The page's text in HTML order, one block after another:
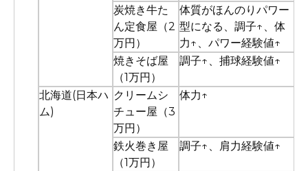
炭焼き牛た
ん定食屋（2
万円）
体質がほんのりパワー
型になる、調子↑、体
力↑、パワー経験値↑
焼きそば屋
（1万円）
調子↑、捕球経験値↑
北海道(日本ハ
ム)
クリームシ
チュー屋（3
万円）
体力↑
鉄火巻き屋
（1万円）
調子↑、肩力経験値↑